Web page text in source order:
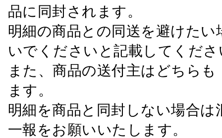
品に同封されます。
明細の商品との同送を避けた
いでくださいと記載してくださ
また、商品の送付主はどちら
ます。
明細を商品と同封しない場合
一報をお願いいたします。